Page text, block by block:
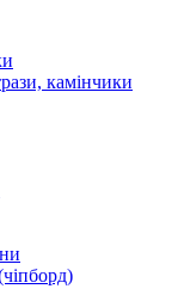
камінчики